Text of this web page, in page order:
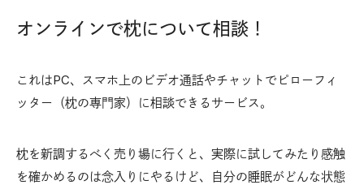
オンラインで枕について相談！
これはPC、スマホ上のビデオ通話やチャットでピローフィ
ッター（枕の専門家）に相談できるサービス。
枕を新調するべく売り場に行くと、実際に試してみたり感触
を確かめるのは念入りにやるけど、自分の睡眠がどんな状態